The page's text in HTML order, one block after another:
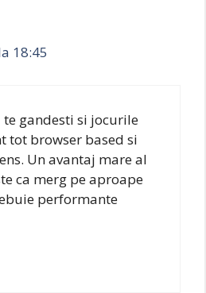
18:45
te gandesti si jocurile
tot browser based si
Un avantaj mare al
ca merg pe aproape
performante